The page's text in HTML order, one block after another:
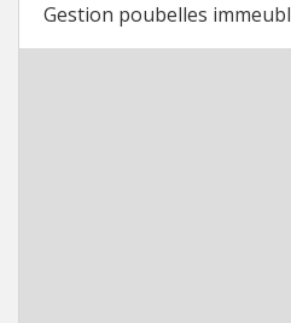
Gestion poubelles